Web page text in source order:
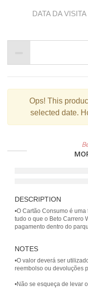
DATA DA VISITA
Ops! This
selected date.
DESCRIPTION
•O Cartão Consumo é
tudo o que o Beto Carrero
NOTES
•O valor deverá ser
reembolso ou devoluções
•Não se esqueça de levar